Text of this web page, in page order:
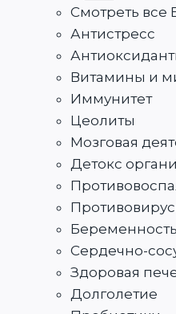
Смотреть
Антистресс
Витамины и
Иммунитет
Цеолиты
Мозговая
Детокс
Сердечно-
Здоровая
Долголетие